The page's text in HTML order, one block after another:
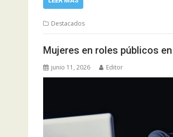
Destacados
Mujeres en roles públicos
junio 11, 2026 Editor